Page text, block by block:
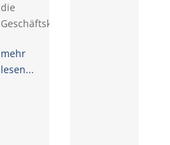
die
Geschäftskontaktemesse...
mehr
lesen...